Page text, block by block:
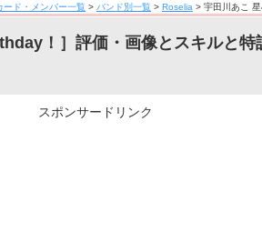
ード・メンバー一覧 > バンド別一覧 > Roselia > 宇田川あこ
！］評価・画像とスキルと特
スポンサードリンク